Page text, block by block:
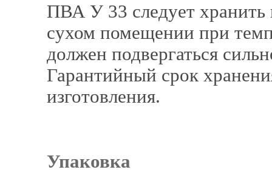
ПВА У 33 следует хранить
сухом помещении при
должен подвергаться
Гарантийный срок
изготовления.
Упаковка